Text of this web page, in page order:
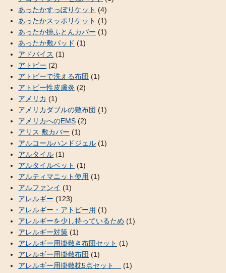
あったかすっぽりケット (4)
あったかスッポリケット (1)
あったか掛ふとんカバー (1)
あったか敷パッド (1)
アドバイス (1)
アトピー (2)
アトピーで洗える布団 (1)
アトピー性皮膚炎 (2)
アメリカ (1)
アメリカダブルの敷布団 (1)
アメリカへのEMS (2)
アリス 敷カバー (1)
アルコールハンドジェル (1)
アルタイル (1)
アルタイルベット (1)
アルティマニット使用 (1)
アルファンイ (1)
アレルギー (123)
アレルギー・アトピー用 (1)
アレルギーを少し持っているため (1)
アレルギー対策 (1)
アレルギー用掛敷き布団セット (1)
アレルギー用掛敷布団 (1)
アレルギー用掛敷枕5点セット
(1)